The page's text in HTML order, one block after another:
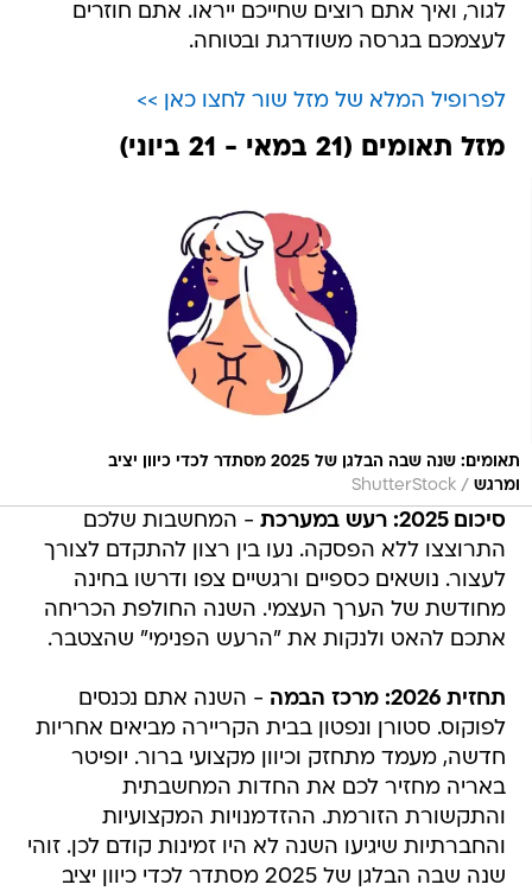
לגור, ואיך אתם רוצים שחייכם ייראו. אתם חוזרים
לעצמכם בגרסה משודרגת ובטוחה.
לפרופיל המלא של מזל שור לחצו כאן >>
מזל תאומים (21 במאי - 21 ביוני)
תאומים: שנה שבה הבלגן של 2025 מסתדר לכדי כיוון יציב
ומרגש /
ShutterStock
סיכום 2025: רעש במערכת
- המחשבות שלכם
התרוצצו ללא הפסקה. נעו בין רצון להתקדם לצורך
לעצור. נושאים כספיים ורגשיים צפו ודרשו בחינה
מחודשת של הערך העצמי. השנה החולפת הכריחה
אתכם להאט ולנקות את "הרעש הפנימי" שהצטבר.
תחזית 2026: מרכז הבמה
- השנה אתם נכנסים
לפוקוס. סטורן ונפטון בבית הקריירה מביאים אחריות
חדשה, מעמד מתחזק וכיוון מקצועי ברור. יופיטר
באריה מחזיר לכם את החדות המחשבתית
והתקשורת הזורמת. ההזדמנויות המקצועיות
והחברתיות שיגיעו השנה לא היו זמינות קודם לכן. זוהי
שנה שבה הבלגן של 2025 מסתדר לכדי כיוון יציב